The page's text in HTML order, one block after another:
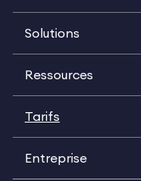
Solutions
Ressources
Tarifs
Entreprise